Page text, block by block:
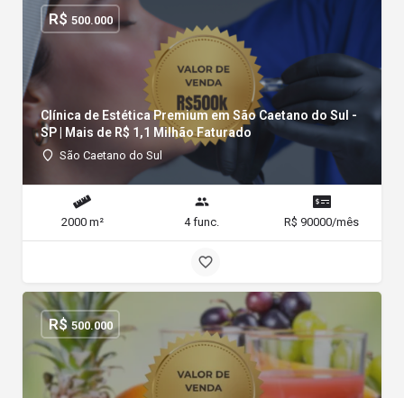
Clínica de Estética Premium em São Caetano do Sul -
SP | Mais de R$ 1,1 Milhão Faturado
São Caetano do Sul
R$ 500.000
2000 m² 4 func. R$ 90000/mês
R$500.000